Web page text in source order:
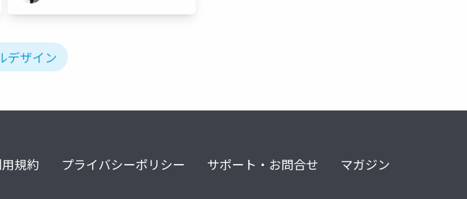
デザイン
規約 プライバシーポリシー サポート・お問合せ マガジン